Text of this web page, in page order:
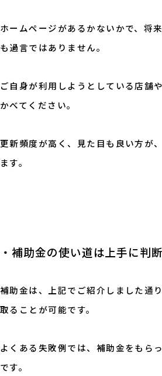
ホームページがあるかないかで、将
も過言ではありません。
ご自身が利用しようとしている店舗
かべてください。
更新頻度が高く、見た目も良い方が
ます。
・補助金の使い道は上手に判
補助金は、上記でご紹介しました通
取ることが可能です。
よくある失敗例では、補助金をもら
です。